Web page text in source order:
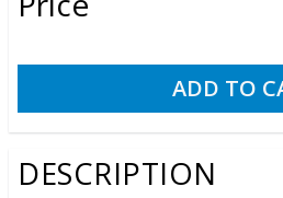
DESCRIPTION